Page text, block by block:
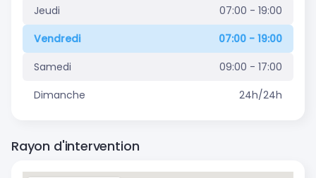
Jeudi
07:00 - 19:00
Vendredi
07:00 - 19:00
Samedi
09:00 - 17:00
Dimanche
24h/24h
Rayon d'intervention